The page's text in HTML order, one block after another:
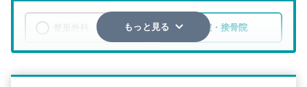
整骨院・接骨院
もっと見る